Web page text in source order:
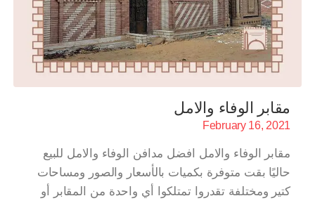
مقابر الوفاء والامل
February 16, 2021
مقابر الوفاء والامل افضل مدافن الوفاء والامل للبيع
حاليًا بقت متوفرة بكميات بالأسعار والصور ومساحات
كتير ومختلفة تقدروا تمتلكوا أي واحدة من المقابر أو